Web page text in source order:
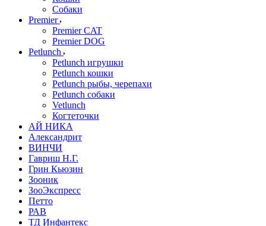
Собаки
Premier
Premier CAT
Premier DOG
Petlunch
Petlunch игрушки
Petlunch кошки
Petlunch рыбы, черепахи
Petlunch собаки
Vetlunch
Когтеточки
АЙ НИКА
Александрит
ВИНЧИ
Гавриш Н.Г.
Грин Кьюзин
Зооник
ЗооЭкспресс
Петто
РАВ
ТД Инфантекс